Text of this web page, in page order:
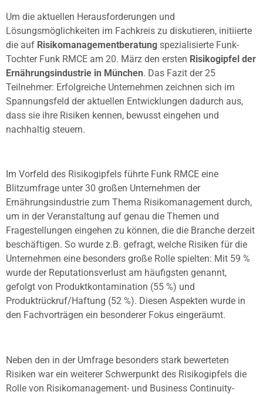
Um die aktuellen Herausforderungen und
Lösungsmöglichkeiten im Fachkreis zu diskutieren, initiierte
die auf Risikomanagementberatung spezialisierte Funk-
Tochter Funk RMCE am 20. März den ersten Risikogipfel der
Ernährungsindustrie in München. Das Fazit der 25
Teilnehmer: Erfolgreiche Unternehmen zeichnen sich im
Spannungsfeld der aktuellen Entwicklungen dadurch aus,
dass sie ihre Risiken kennen, bewusst eingehen und
nachhaltig steuern.
Im Vorfeld des Risikogipfels führte Funk RMCE eine
Blitzumfrage unter 30 großen Unternehmen der
Ernährungsindustrie zum Thema Risikomanagement durch,
um in der Veranstaltung auf genau die Themen und
Fragestellungen eingehen zu können, die die Branche derzeit
beschäftigen. So wurde z.B. gefragt, welche Risiken für die
Unternehmen eine besonders große Rolle spielten: Mit 59 %
wurde der Reputationsverlust am häufigsten genannt,
gefolgt von Produktkontamination (55 %) und
Produktrückruf/Haftung (52 %). Diesen Aspekten wurde in
den Fachvorträgen ein besonderer Fokus eingeräumt.
Neben den in der Umfrage besonders stark bewerteten
Risiken war ein weiterer Schwerpunkt des Risikogipfels die
Rolle von Risikomanagement- und Business Continuity-